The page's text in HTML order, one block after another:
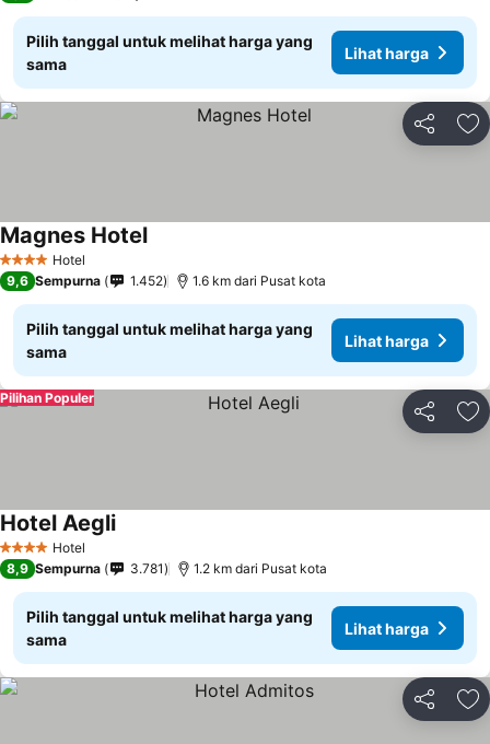
Pilih tanggal untuk melihat harga yang
sama
Lihat harga
Bagikan
4 BintangHotel
Magnes Hotel
9,6 Sempurna 1.452 1.6 km dari Pusat kota
Pilih tanggal untuk melihat harga yang
sama
Lihat harga
Bagikan
Pilihan Populer
4 BintangHotel
Hotel Aegli
8,9 Sempurna 3.781 1.2 km dari Pusat kota
Pilih tanggal untuk melihat harga yang
sama
Lihat harga
Bagikan